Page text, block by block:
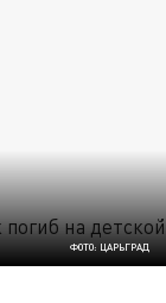
ФОТО: ЦАРЬГРАД